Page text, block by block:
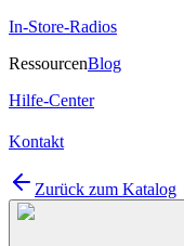
In-Store-Radios
RessourcenBlog
Hilfe-Center
Kontakt
Zurück zum Katalog